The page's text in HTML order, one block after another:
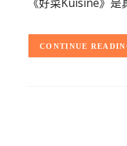
CONTINUE